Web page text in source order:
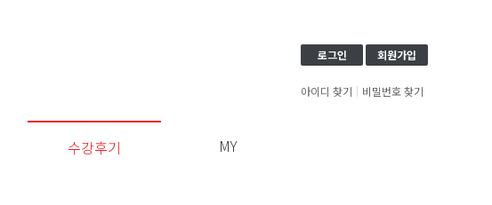
로그인 회원가입
아이디 찾기 비밀번호 찾기
수강후기
MY